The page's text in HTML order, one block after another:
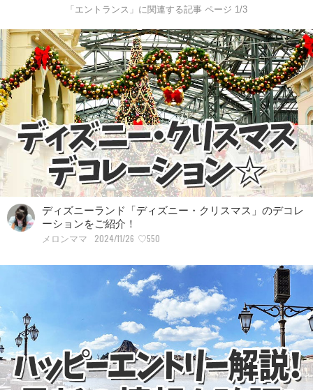
「エントランス」に関連する記事 ページ 1/3
ディズニーランド「ディズニー・クリスマス」のデコレ
ーションをご紹介！
メロンママ 2024/11/26 ♡550